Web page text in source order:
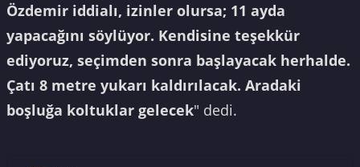
Özdemir iddialı, izinler olursa; 11 ayda
yapacağını söylüyor. Kendisine teşekkür
ediyoruz, seçimden sonra başlayacak herhalde.
Çatı 8 metre yukarı kaldırılacak. Aradaki
boşluğa koltuklar gelecek" dedi.